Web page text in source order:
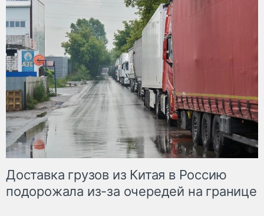
Доставка грузов из Китая в Россию
подорожала из-за очередей на границе